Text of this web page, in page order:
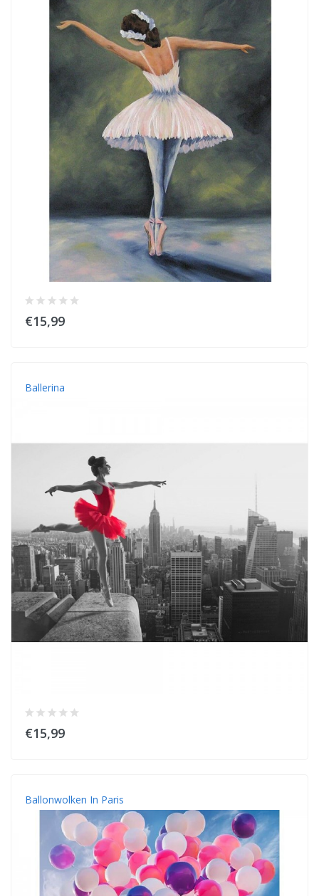
€15,99
Ballerina
€15,99
Ballonwolken In Paris